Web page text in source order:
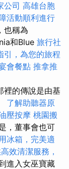
公司 高雄台胞
活動順利進行
也稱為
和Blue 旅行社
引，為您的旅程
會餐點 推拿推
裡的傳說是由基
了解助聽器原
壓按摩 桃園搬
，董事會也可
冰箱，完美適
效清潔服務，
進入女巫寶藏